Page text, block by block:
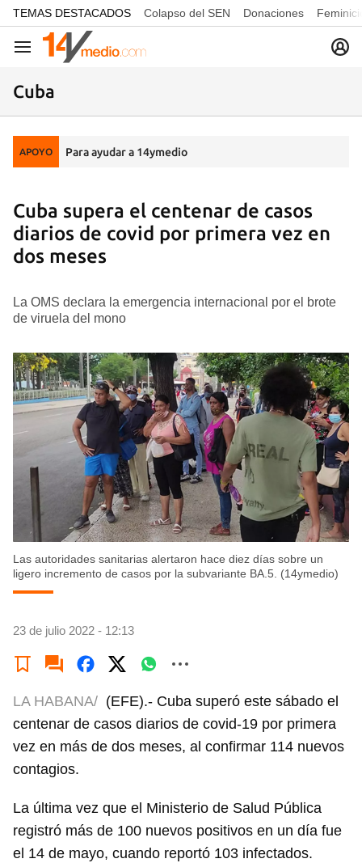
common.go-to-content
TEMAS DESTACADOS Colapso del SEN Donaciones
Navegación
Cuba
APOYO Para ayudar a 14ymedio
Cuba supera el centenar de casos
diarios de covid por primera vez en
dos meses
La OMS declara la emergencia internacional por el brote
de viruela del mono
Las autoridades sanitarias alertaron hace diez días sobre un
ligero incremento de casos por la subvariante BA.5. (14ymedio)
23 de julio 2022 - 12:13
LA HABANA/ (EFE).- Cuba superó este sábado el
centenar de casos diarios de covid-19 por primera
vez en más de dos meses, al confirmar 114 nuevos
contagios.
La última vez que el Ministerio de Salud Pública
registró más de 100 nuevos positivos en un día fue
el 14 de mayo, cuando reportó 103 infectados.